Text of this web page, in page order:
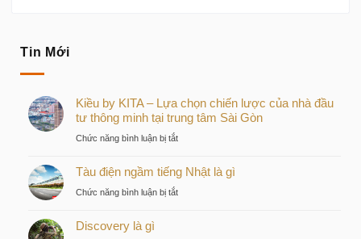
Tin Mới
Kiều by KITA – Lựa chọn chiến lược của nhà đầu
tư thông minh tại trung tâm Sài Gòn
Chức năng bình luận bị tắtở
by
Tàu điện ngầm tiếng Nhật là gì
Chức năng bình luận bị tắtở
Discovery là gì